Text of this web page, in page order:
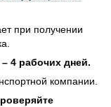
при получении
4 рабочих дней.
компании.